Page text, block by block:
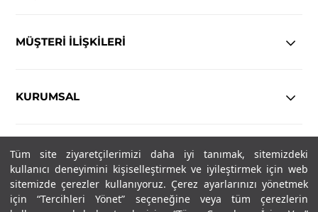
Tüm site ziyaretçilerimizi daha iyi tanımak, sitemizdeki
kullanıcı deneyimini kişiselleştirmek ve iyileştirmek için web
sitemizde çerezler kullanıyoruz. Çerez ayarlarınızı yönetmek
için “Tercihleri Yönet” seçeneğine veya tüm çerezlerin
MÜŞTERİ İLİŞKİLERİ
KURUMSAL
YASAL
Copyright© 2025 IN-FORMAL Tüm hakları saklıdır.